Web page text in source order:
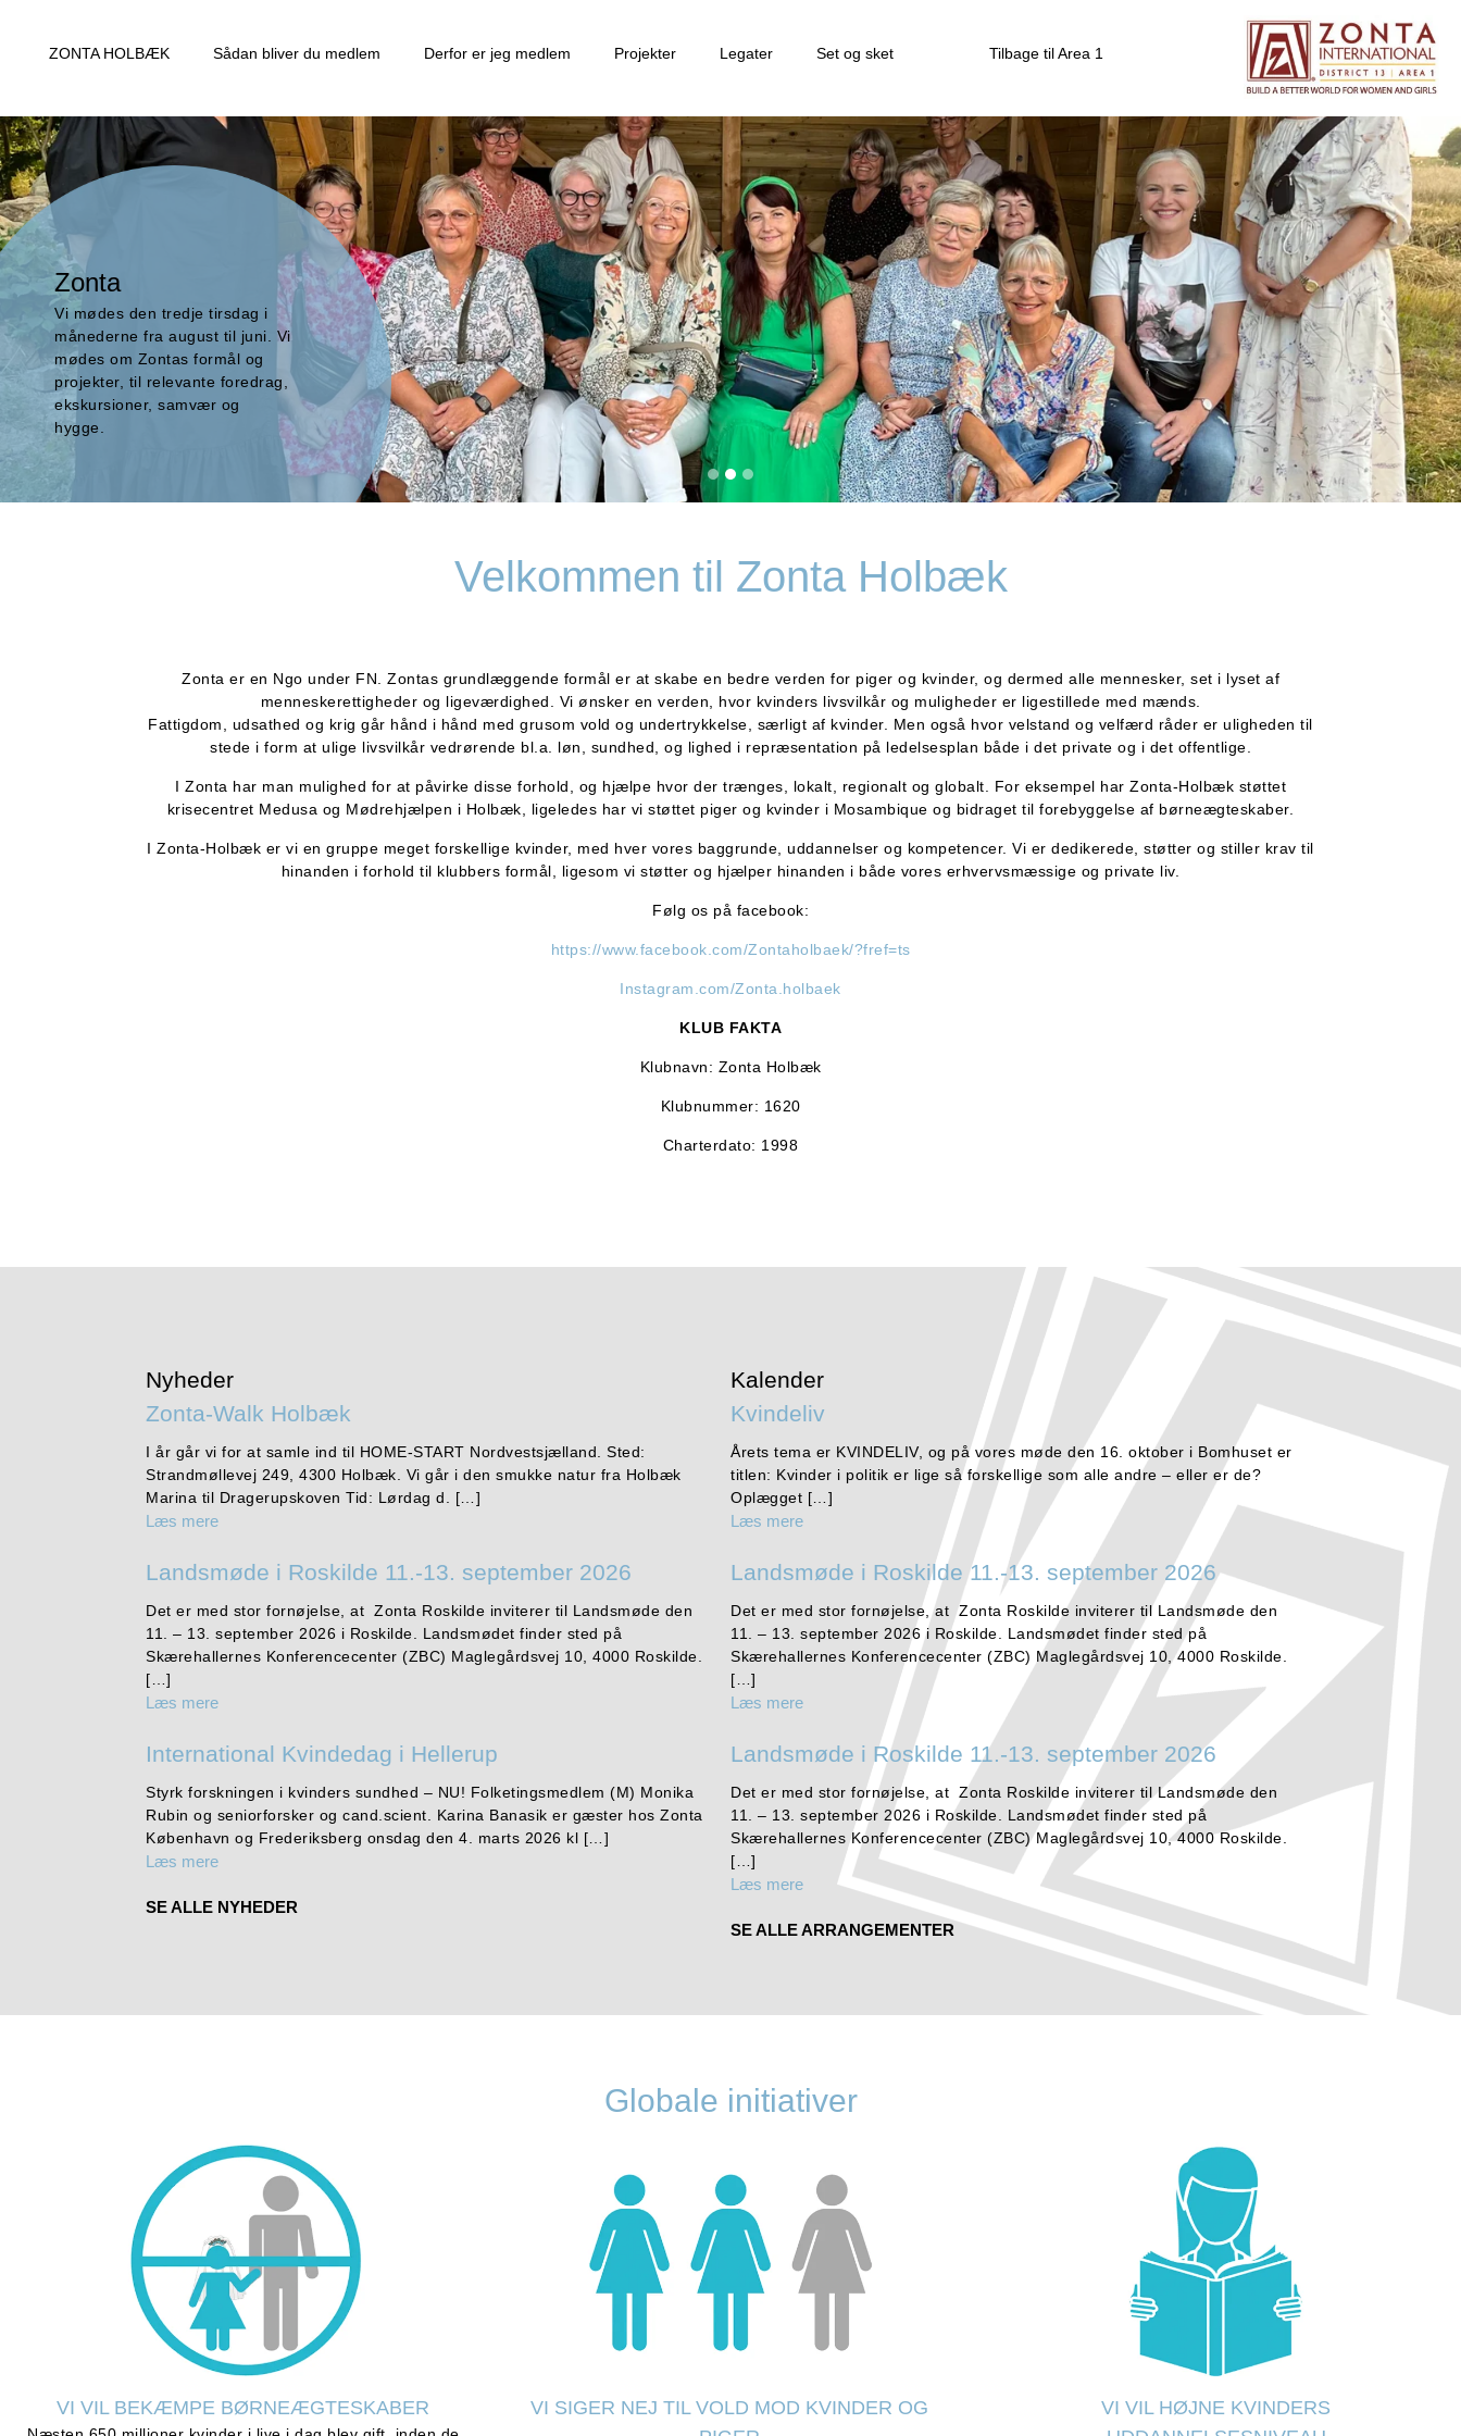
ZONTA HOLBÆK Sådan bliver du medlem Derfor er jeg medlem Projekter Legater Set og sket Tilbage til Area 1
Holbæk
Zonta
Vi mødes den tredje tirsdag i
månederne fra august til juni. Vi
mødes om Zontas formål og
projekter, til relevante foredrag,
ekskursioner, samvær og
hygge.
Velkommen til Zonta Holbæk
Zonta er en Ngo under FN. Zontas grundlæggende formål er at skabe en bedre verden for piger og kvinder, og dermed alle mennesker, set i lyset af
menneskerettigheder og ligeværdighed. Vi ønsker en verden, hvor kvinders livsvilkår og muligheder er ligestillede med mænds.
Fattigdom, udsathed og krig går hånd i hånd med grusom vold og undertrykkelse, særligt af kvinder. Men også hvor velstand og velfærd råder er uligheden til
stede i form at ulige livsvilkår vedrørende bl.a. løn, sundhed, og lighed i repræsentation på ledelsesplan både i det private og i det offentlige.
I Zonta har man mulighed for at påvirke disse forhold, og hjælpe hvor der trænges, lokalt, regionalt og globalt. For eksempel har Zonta-Holbæk støttet
krisecentret Medusa og Mødrehjælpen i Holbæk, ligeledes har vi støttet piger og kvinder i Mosambique og bidraget til forebyggelse af børneægteskaber.
I Zonta-Holbæk er vi en gruppe meget forskellige kvinder, med hver vores baggrunde, uddannelser og kompetencer.Vi er dedikerede, støtter og stiller krav til
hinanden i forhold til klubbers formål, ligesom vi støtter og hjælper hinanden i både vores erhvervsmæssige og private liv.
Følg os på facebook:
https://www.facebook.com/Zontaholbaek/?fref=ts
Instagram.com/Zonta.holbaek
KLUB FAKTA
Klubnavn: Zonta Holbæk
Klubnummer: 1620
Charterdato: 1998
Nyheder
Zonta-Walk Holbæk
I år går vi for at samle ind til HOME-START Nordvestsjælland. Sted:
Strandmøllevej 249, 4300 Holbæk. Vi går i den smukke natur fra Holbæk
Marina til Dragerupskoven Tid: Lørdag d. […]
Læs mere
Landsmøde i Roskilde 11.-13. september 2026
Det er med stor fornøjelse, at Zonta Roskilde inviterer til Landsmøde den
11. – 13. september 2026 i Roskilde. Landsmødet finder sted på
Skærehallernes Konferencecenter (ZBC) Maglegårdsvej 10, 4000 Roskilde.
[…]
Læs mere
International Kvindedag i Hellerup
Styrk forskningen i kvinders sundhed – NU! Folketingsmedlem (M) Monika
Rubin og seniorforsker og cand.scient. Karina Banasik er gæster hos Zonta
København og Frederiksberg onsdag den 4. marts 2026 kl […]
Læs mere
SE ALLE NYHEDER
Kalender
Kvindeliv
Årets tema er KVINDELIV, og på vores møde den 16. oktober i Bomhuset er
titlen: Kvinder i politik er lige så forskellige som alle andre – eller er de?
Oplægget […]
Læs mere
Landsmøde i Roskilde 11.-13. september 2026
Det er med stor fornøjelse, at Zonta Roskilde inviterer til Landsmøde den
11. – 13. september 2026 i Roskilde. Landsmødet finder sted på
Skærehallernes Konferencecenter (ZBC) Maglegårdsvej 10, 4000 Roskilde.
[…]
Læs mere
Landsmøde i Roskilde 11.-13. september 2026
Det er med stor fornøjelse, at Zonta Roskilde inviterer til Landsmøde den
11. – 13. september 2026 i Roskilde. Landsmødet finder sted på
Skærehallernes Konferencecenter (ZBC) Maglegårdsvej 10, 4000 Roskilde.
[…]
Læs mere
SE ALLE ARRANGEMENTER
Globale initiativer
VI VIL BEKÆMPE BØRNEÆGTESKABER
VI SIGER NEJ TIL VOLD MOD KVINDER OG
VI VIL HØJNE KVINDERS